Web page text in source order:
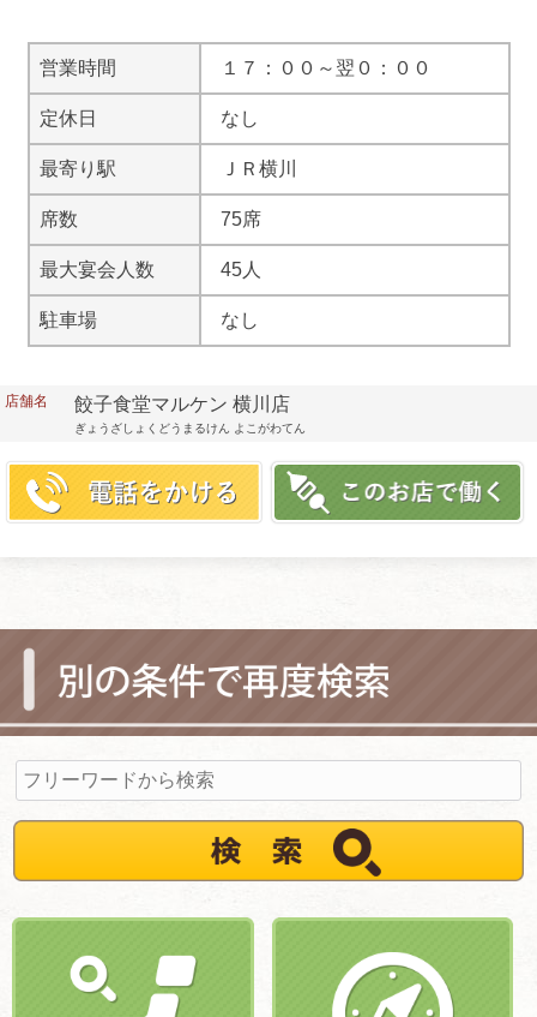
営業時間 １７：００～翌０：００
定休日 なし
最寄り駅 ＪＲ横川
席数 75席
最大宴会人数 45人
駐車場 なし
店舗名 餃子食堂マルケン 横川店
ぎょうざしょくどうまるけん よこがわてん